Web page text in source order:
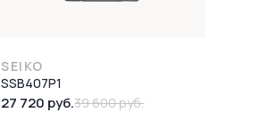
SEIKO
SSB407P1
27 720 руб.39 600 руб.